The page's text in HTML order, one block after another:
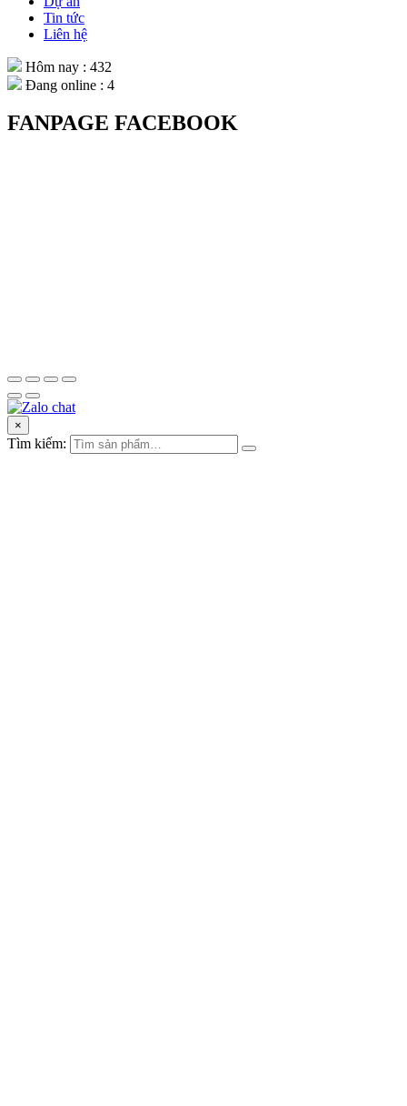
Tin tức
Liên hệ
Hôm nay : 432
Đang online : 4
FANPAGE FACEBOOK
×
Tìm kiếm: